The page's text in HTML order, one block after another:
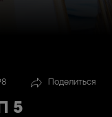
Поделиться
5